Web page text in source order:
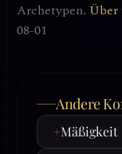
Archetypen. Über
08-01
Andere
+Mäßigkeit